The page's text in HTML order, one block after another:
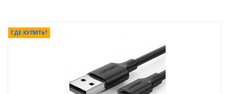
ГДЕ КУПИТЬ?